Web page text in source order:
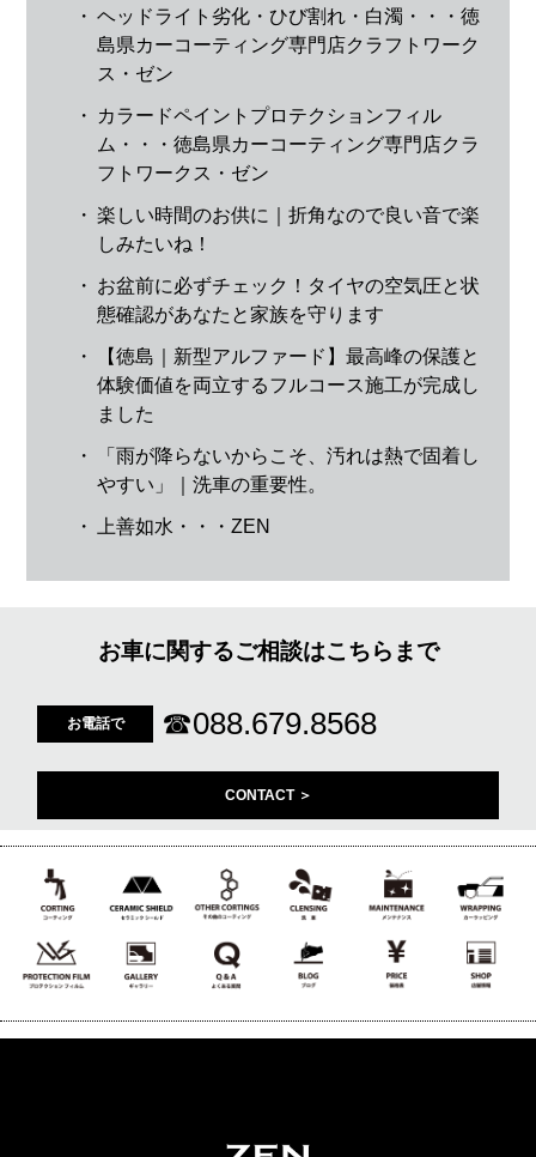
・ ヘッドライト劣化・ひび割れ・白濁・・・徳
島県カーコーティング専門店クラフトワーク
ス・ゼン
・
カラードペイントプロテクションフィル
ム・・・徳島県カーコーティング専門店クラ
フトワークス・ゼン
・ 楽しい時間のお供に｜折角なので良い音で楽
しみたいね！
・ お盆前に必ずチェック！タイヤの空気圧と状
態確認があなたと家族を守ります
・
【徳島｜新型アルファード】最高峰の保護と
体験価値を両立するフルコース施工が完成し
ました
・
「雨が降らないからこそ、汚れは熱で固着し
やすい」｜洗車の重要性。
・ 上善如水・・・ZEN
お車に関するご相談はこちらまで
お電話で ☎088.679.8568
CONTACT ＞